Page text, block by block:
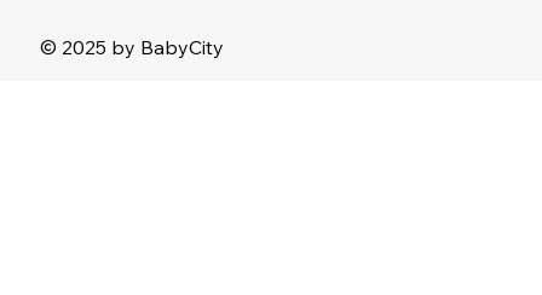
© 2025 by BabyCity